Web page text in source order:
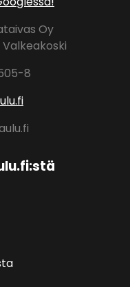
Oy
8